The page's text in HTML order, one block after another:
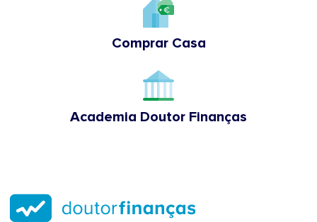
Comprar Casa
Academia Doutor Finanças